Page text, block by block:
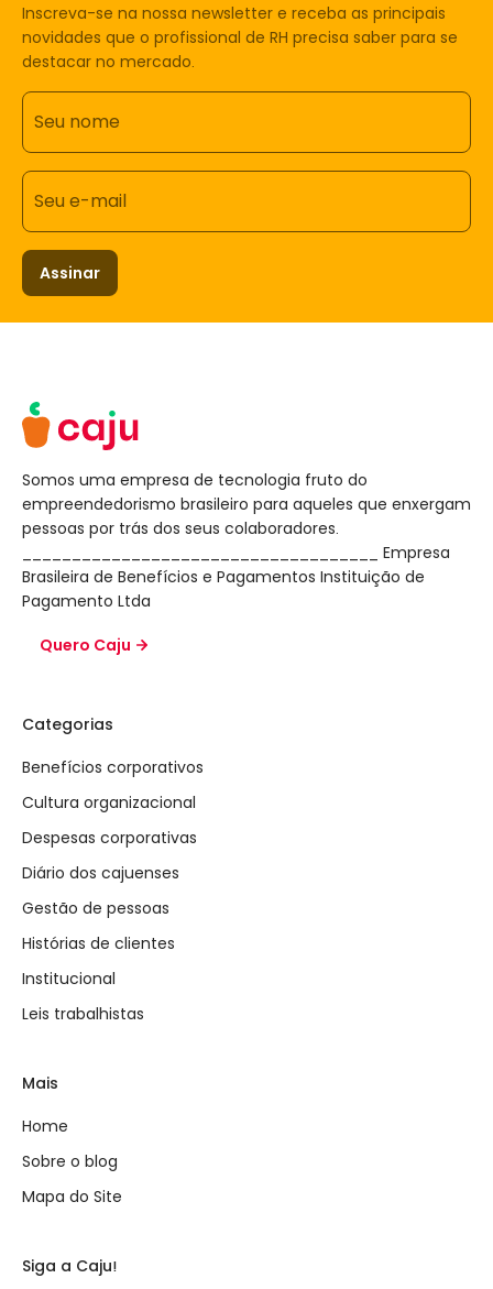
Inscreva-se na nossa newsletter e receba as principais
novidades que o profissional de RH precisa saber para se
destacar no mercado.
Seu nome
Seu e-mail
Assinar
Somos uma empresa de tecnologia fruto do
empreendedorismo brasileiro para aqueles que enxergam
pessoas por trás dos seus colaboradores.
____________________________________ Empresa
Brasileira de Benefícios e Pagamentos Instituição de
Pagamento Ltda
Quero Caju
Categorias
Benefícios corporativos
Cultura organizacional
Despesas corporativas
Diário dos cajuenses
Gestão de pessoas
Histórias de clientes
Institucional
Leis trabalhistas
Mais
Home
Sobre o blog
Mapa do Site
Siga a Caju!